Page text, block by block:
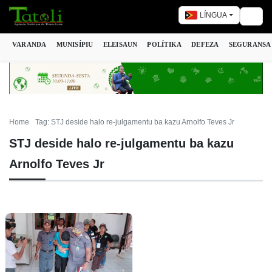
LÍNGUA
VARANDA MUNISÍPIU ELEISAUN POLÍTIKA DEFEZA SEGURANSA
Home Tag: STJ deside halo re-julgamentu ba kazu Arnolfo Teves Jr
STJ deside halo re-julgamentu ba kazu
Arnolfo Teves Jr